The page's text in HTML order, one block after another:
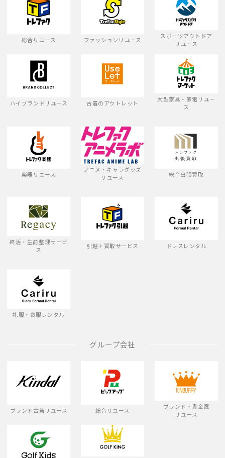
総合リユース ファッションリユース
スポーツアウトドア
リユース
ハイブランドリユース 古着のアウトレット
大型家具・家電リユー
ス
楽器リユース
アニメ・キャラグッズ
リユース
総合出張買取
終活・生前整理サービ
ス
引越＋買取サービス ドレスレンタル
礼服・喪服レンタル
グループ会社
ブランド古着リユース 総合リユース
ブランド・貴金属
リユース